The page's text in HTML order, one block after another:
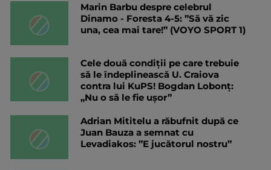
Marin Barbu despre celebrul
Dinamo - Foresta 4-5: ”Să vă zic
una, cea mai tare!” (VOYO SPORT 1)
Cele două condiții pe care trebuie
să le îndeplinească U. Craiova
contra lui KuPS! Bogdan Lobonț:
„Nu o să le fie ușor”
Adrian Mititelu a răbufnit după ce
Juan Bauza a semnat cu
Levadiakos: ”E jucătorul nostru”